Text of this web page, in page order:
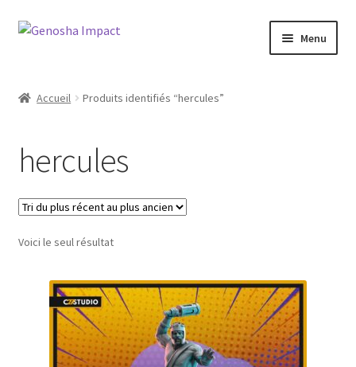
Aller
navigation
Aller
Menu
Checkout
My account
Shop
Wishlist
Accueil Produits identifiés “hercules”
hercules
Voici le seul résultat